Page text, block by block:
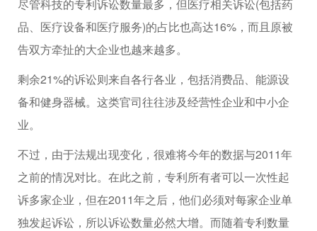
尽管科技的专利诉讼数量最多，但医疗相关诉讼(包括药
品、医疗设备和医疗服务)的占比也高达16%，而且原被
告双方牵扯的大企业也越来越多。
剩余21%的诉讼则来自各行各业，包括消费品、能源设
备和健身器械。这类官司往往涉及经营性企业和中小企
业。
不过，由于法规出现变化，很难将今年的数据与2011年
之前的情况对比。在此之前，专利所有者可以一次性起
诉多家企业，但在2011年之后，他们必须对每家企业单
独发起诉讼，所以诉讼数量必然大增。而随着专利数量